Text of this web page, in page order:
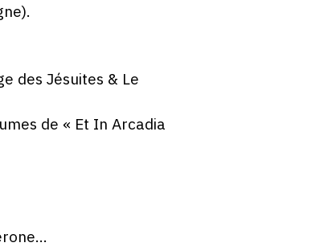
des Jésuites & Le
de « Et In Arcadia